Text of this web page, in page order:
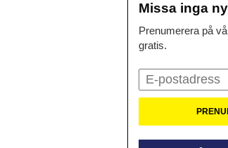
Missa inga
Prenumerera på
gratis.